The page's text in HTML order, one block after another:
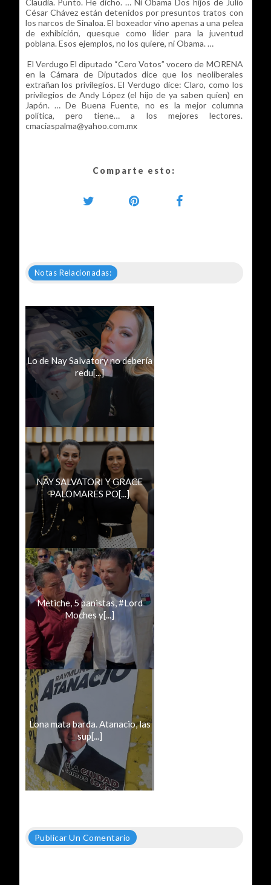
Claudia. Punto. He dicho. … Ni Obama Dos hijos de Julio
César Chávez están detenidos por presuntos tratos con
los narcos de Sinaloa. El boxeador vino apenas a una pelea
de exhibición, quesque como líder para la juventud
poblana. Esos ejemplos, no los quiere, ni Obama. …
El Verdugo El diputado “Cero Votos” vocero de MORENA
en la Cámara de Diputados dice que los neoliberales
extrañan los privilegios. El Verdugo dice: Claro, como los
privilegios de Andy López (el hijo de ya saben quien) en
Japón. … De Buena Fuente, no es la mejor columna
política, pero tiene… a los mejores lectores.
cmaciaspalma@yahoo.com.mx
Comparte esto:
Notas Relacionadas:
Lo de Nay Salvatory no debería
redu[...]
NAY SALVATORI Y GRACE
PALOMARES PO[...]
Metiche, 5 panistas, #Lord
Moches y[...]
Lona mata barda. Atanacio, las
sup[...]
Publicar Un Comentario